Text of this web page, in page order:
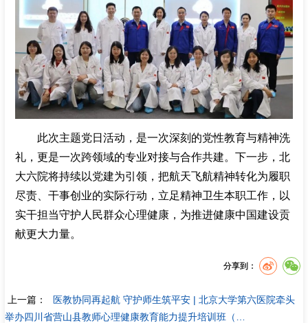
此次主题党日活动，是一次深刻的党性教育与精神洗
礼，更是一次跨领域的专业对接与合作共建。下一步，北
大六院将持续以党建为引领，把航天飞航精神转化为履职
尽责、干事创业的实际行动，立足精神卫生本职工作，以
实干担当守护人民群众心理健康，为推进健康中国建设贡
献更大力量。
分享到：
上一篇：
医教协同再起航 守护师生筑平安 | 北京大学第六医院牵头
举办四川省营山县教师心理健康教育能力提升培训班（…